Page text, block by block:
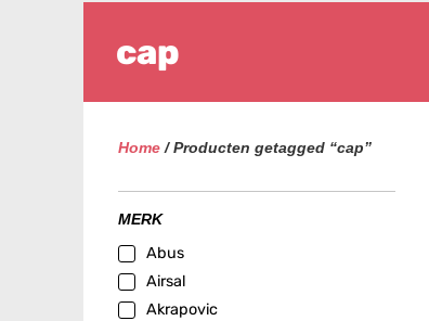
cap
Home/ Producten getagged “cap”
MERK
Abus
Airsal
Akrapovic